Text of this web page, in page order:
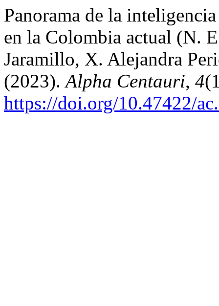
Panorama de la
en la Colombia actual (N.
Jaramillo, X. Alejandra
(2023).Alpha Centauri, 4
https://doi.org/10.47422/